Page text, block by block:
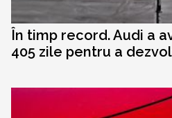
În timp record. Audi a
405 zile pentru a